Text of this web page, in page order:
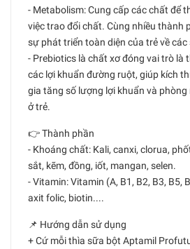
- Metabolism: Cung cấp các chất để
việc trao đổi chất. Cùng nhiều thành
sự phát triển toàn diện của trẻ về các
- Prebiotics là chất xơ đóng vai trò là
các lợi khuẩn đường ruột, giúp kích
gia tăng số lượng lợi khuẩn và
ở trẻ.
👉 Thành phần
- Khoáng chất: Kali, canxi, clorua,
sắt, kẽm, đồng, iốt, mangan, selen.
- Vitamin: Vitamin (A, B1, B2, B3, B5,
axit folic, biotin....
📌 Hướng dẫn sử dụng
+ Cứ mỗi thìa sữa bột Aptamil